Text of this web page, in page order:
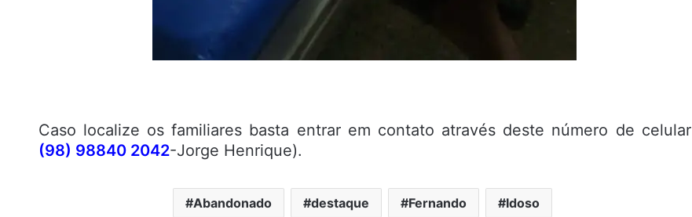
Caso localize os familiares basta entrar em contato através deste número de celular
(98) 98840 2042-Jorge Henrique).
Abandonado destaque Fernando Idoso